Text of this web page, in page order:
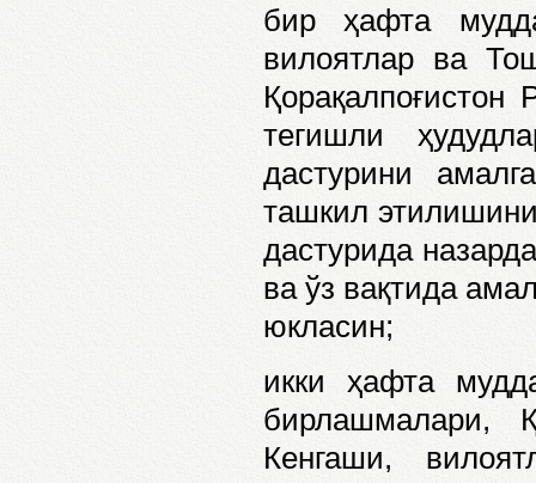
бир ҳафта
вилоятлар ва
тегишли
дастурини
ташкил
дастурида
ва ўз вақтида
юкласин;
икки ҳафта
бирлашмалари,
Кенгаши,